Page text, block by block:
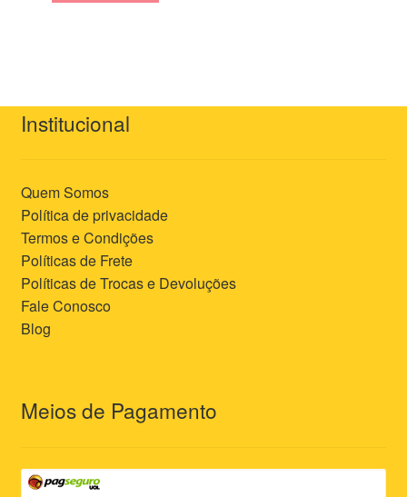
Institucional
Quem Somos
Política de privacidade
Termos e Condições
Políticas de Frete
Políticas de Trocas e Devoluções
Fale Conosco
Blog
Meios de Pagamento